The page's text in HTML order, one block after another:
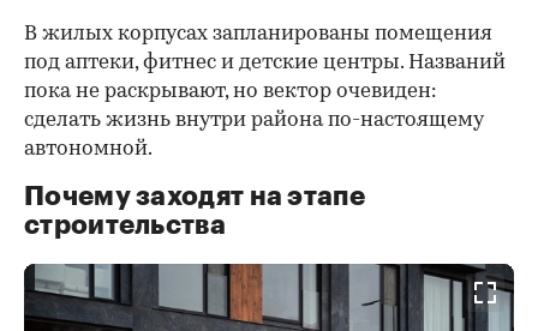
В жилых корпусах запланированы помещения
под аптеки, фитнес и детские центры. Названий
пока не раскрывают, но вектор очевиден:
сделать жизнь внутри района по-настоящему
автономной.
Почему заходят на этапе
строительства